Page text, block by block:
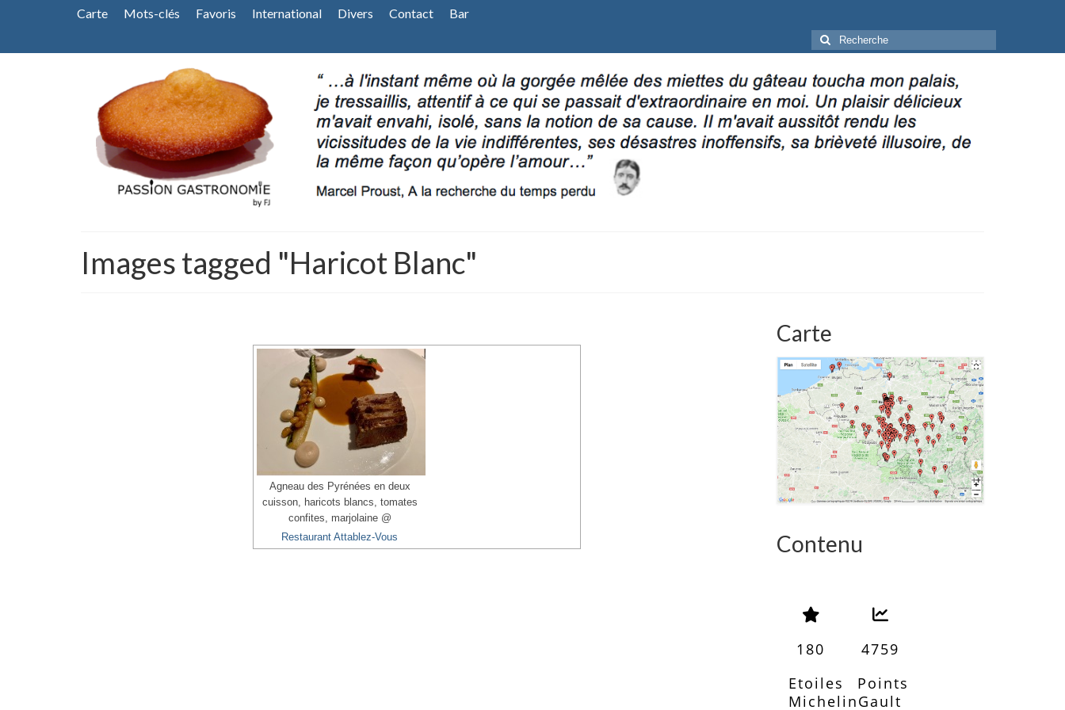
Carte Mots-clés Favoris International Divers Contact Bar
Rechercher
:
Images tagged "Haricot Blanc"
Agneau des Pyrénées en deux
cuisson, haricots blancs, tomates
confites, marjolaine @
Restaurant Attablez-Vous
Carte
Contenu
180
Etoiles
Michelin
4759
Points
Gault